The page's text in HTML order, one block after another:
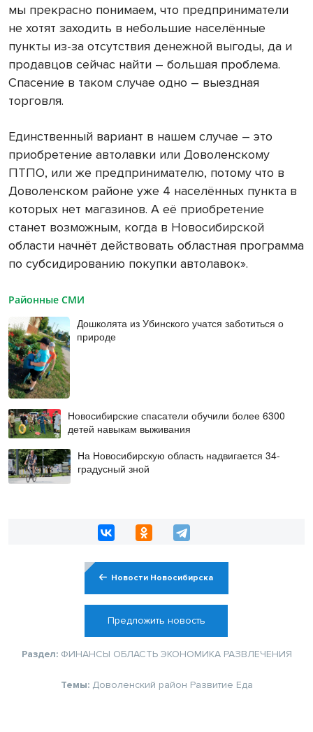
мы прекрасно понимаем, что предприниматели
не хотят заходить в небольшие населённые
пункты из-за отсутствия денежной выгоды, да и
продавцов сейчас найти – большая проблема.
Спасение в таком случае одно – выездная
торговля.
Единственный вариант в нашем случае – это
приобретение автолавки или Доволенскому
ПТПО, или же предпринимателю, потому что в
Доволенском районе уже 4 населённых пункта в
которых нет магазинов. А её приобретение
станет возможным, когда в Новосибирской
области начнёт действовать областная программа
по субсидированию покупки автолавок».
Районные СМИ
Дошколята из Убинского учатся заботиться о
природе
Новосибирские спасатели обучили более 6300
детей навыкам выживания
На Новосибирскую область надвигается 34-
градусный зной
Новости Новосибирска
Предложить новость
Раздел: ФИНАНСЫ ОБЛАСТЬ ЭКОНОМИКА РАЗВЛЕЧЕНИЯ
Темы: Доволенский район Развитие Еда